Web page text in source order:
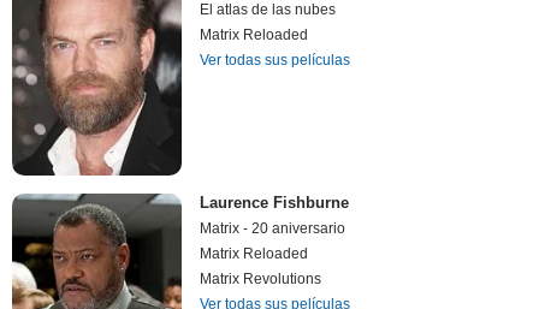
El atlas de las nubes
Matrix Reloaded
Ver todas sus películas
Laurence Fishburne
Matrix - 20 aniversario
Matrix Reloaded
Matrix Revolutions
Ver todas sus películas